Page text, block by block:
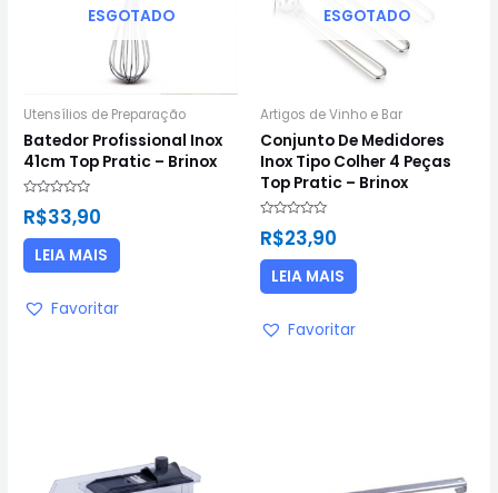
ESGOTADO
Utensílios de Preparação
Batedor Profissional Inox
41cm Top Pratic – Brinox
0
5
R$33,90
LEIA MAIS
Favoritar
ESGOTADO
Artigos de Vinho e Bar
Conjunto De Medidores
Inox Tipo Colher 4 Peças
Top Pratic – Brinox
0
5
R$23,90
LEIA MAIS
Favoritar